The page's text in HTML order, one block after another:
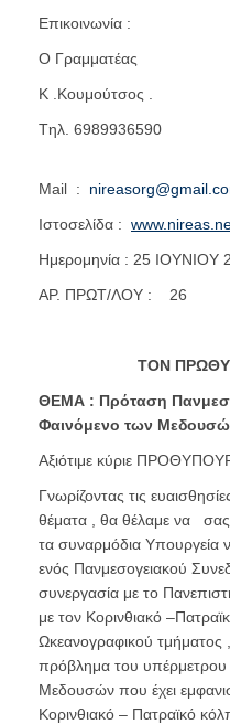
Επικοινωνία :
O Γραμματέας
Κ .Κουμούτσος .
Tηλ.
Mail :
Ιστοσελίδα :
Ημερομηνία : 25 IOYNIOY
ΑΡ. ΠΡΩΤ/ΛΟΥ : 26
ΤΟΝ
ΘΕΜΑ : Πρόταση
Φαινόμενο των
Αξιότιμε κύριε
Γνωρίζοντας τις
θέματα , θα θέλαμε να σας
τα συναρμόδια Υπουργεία
ενός Πανμεσογειακού
συνεργασία με το
με τον Κορινθιακό
Ωκεανογραφικού τμήματος ,
πρόβλημα του
Μεδουσών που έχει
Κορινθιακό – Πατραϊκό